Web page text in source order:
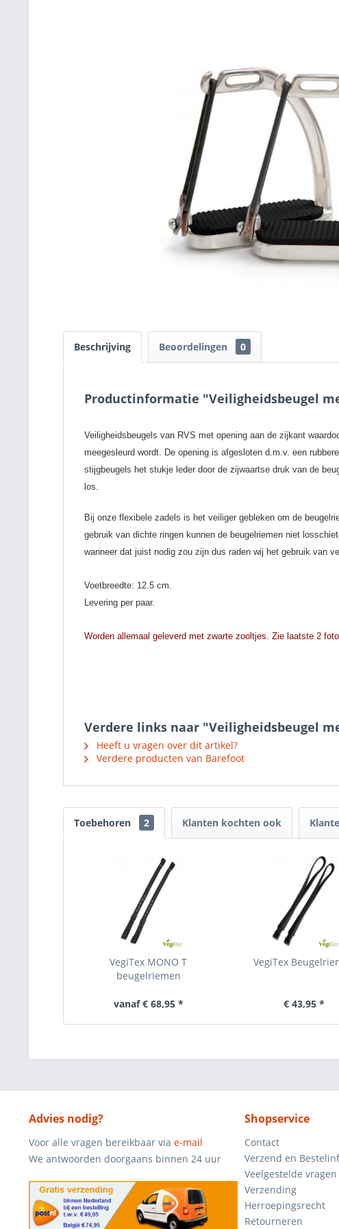
Beschrijving Beoordelingen 0
Productinformatie "Veiligheidsbeugel
Veiligheidsbeugels van RVS met opening aan de zijkant
meegesleurd wordt. De opening is afgesloten d.m.v. een
stijgbeugels het stukje leder door de zijwaartse druk van de
los.
Bij onze flexibele zadels is het veiliger gebleken om de
gebruik van dichte ringen kunnen de beugelriemen niet
wanneer dat juist nodig zou zijn dus raden wij het gebruik van
Voetbreedte: 12.5 cm.
Levering per paar.
Worden allemaal geleverd met zwarte zooltjes. Zie laatste 2
Verdere links naar "Veiligheidsbeugel
Heeft u vragen over dit artikel?
Verdere producten van Barefoot
Toebehoren 2 Klanten kochten ook
VegiTex MONO T
beugelriemen
vanaf € 68,95 *
VegiTex
€ 43,95 *
Advies nodig?
Voor alle vragen bereikbaar via e-mail
We antwoorden doorgaans binnen 24 uur
Shopservice
Contact
Verzend en
Veelgestelde vragen
Verzending
Herroepingsrecht
Retourneren